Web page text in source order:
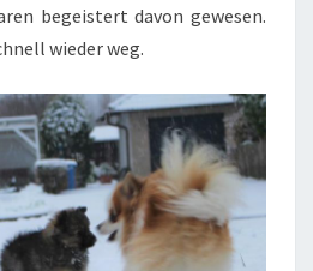
begeistert davon gewesen.
wieder weg.